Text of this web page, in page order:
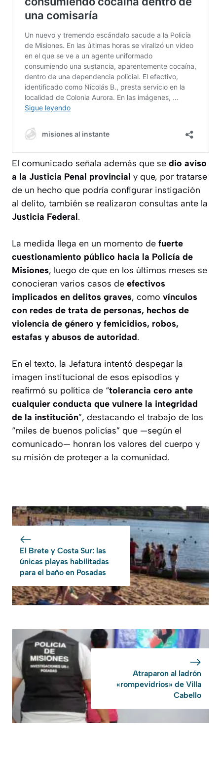
El comunicado señala además que se dio aviso
a la Justicia Penal provincial y que, por tratarse
de un hecho que podría configurar instigación
al delito, también se realizaron consultas ante la
Justicia Federal.
La medida llega en un momento de fuerte
cuestionamiento público hacia la Policía de
Misiones, luego de que en los últimos meses se
conocieran varios casos de efectivos
implicados en delitos graves, como vínculos
con redes de trata de personas, hechos de
violencia de género y femicidios, robos,
estafas y abusos de autoridad.
En el texto, la Jefatura intentó despegar la
imagen institucional de esos episodios y
reafirmó su política de “tolerancia cero ante
cualquier conducta que vulnere la integridad
de la institución”, destacando el trabajo de los
“miles de buenos policías” que —según el
comunicado— honran los valores del cuerpo y
su misión de proteger a la comunidad.
El Brete y Costa Sur: las
únicas playas habilitadas
para el baño en Posadas
Atraparon al ladrón
«rompevidrios» de Villa
Cabello